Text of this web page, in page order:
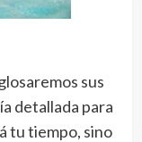
sus
detallada para
tu tiempo, sino